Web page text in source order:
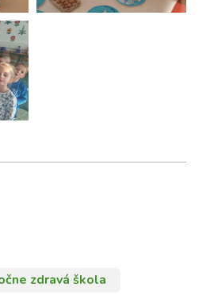
zdravá škola